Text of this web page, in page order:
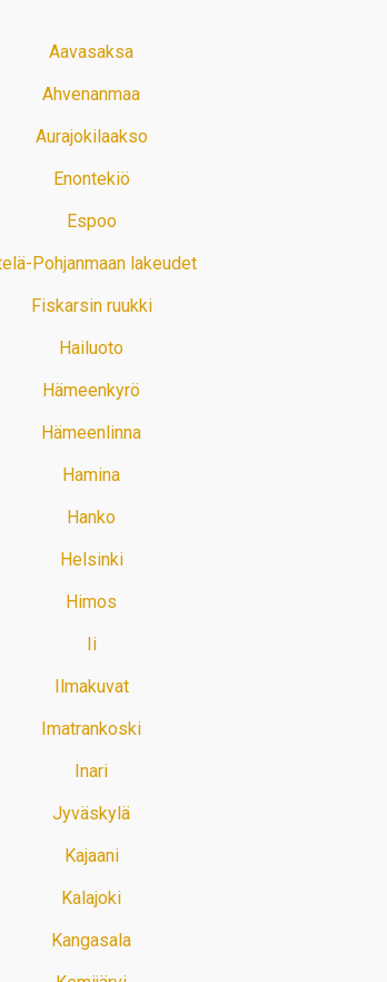
Aavasaksa
Ahvenanmaa
Aurajokilaakso
Enontekiö
Espoo
Pohjanmaan lakeudet
Fiskarsin ruukki
Hailuoto
Hämeenkyrö
Hämeenlinna
Hamina
Hanko
Helsinki
Himos
Ii
Ilmakuvat
Imatrankoski
Inari
Jyväskylä
Kajaani
Kalajoki
Kangasala